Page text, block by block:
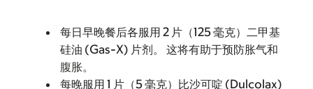
每日早晚餐后各服用 2 片（125 毫克）二甲基
硅油 (Gas-X) 片剂。 这将有助于预防胀气和
腹胀。
每晚服用 1 片（5 毫克）比沙可啶 (Dulcolax)